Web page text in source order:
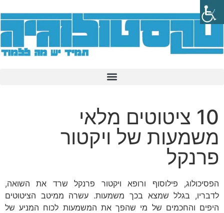
10 ציטוטים מלאי
משמעות של ויקטור
פרנקל
הפסיכולוג, פילוסוף ורופא ויקטור פרנקל שרד את השואה,
לדבריו, בגלל שמצא בכך משמעות. עשרה ממיטב הציטוטים
היפים והחכמים של מי שהפך את המשמעות לכוח המניע של